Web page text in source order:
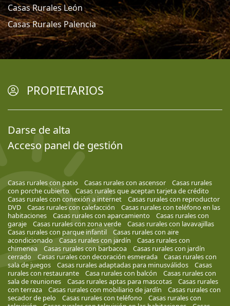
Casas Rurales León
Casas Rurales Palencia
PROPIETARIOS
Darse de alta
Acceso panel de gestión
Casas rurales con patio Casas rurales con ascensor
Casas rurales
con porche cubierto
Casas rurales que aceptan tarjeta de crédito
Casas rurales con conexión a internet
Casas rurales con reproductor
DVD
Casas rurales con calefacción
Casas rurales con teléfono en las
habitaciones
Casas rurales con aparcamiento
Casas rurales con
garaje
Casas rurales con zona verde
Casas rurales con lavavajillas
Casas rurales con parque infantil
Casas rurales con aire
acondicionado
Casas rurales con jardín
Casas rurales con
chimenea
Casas rurales con barbacoa
Casas rurales con jardín
cerrado
Casas rurales con decoración esmerada
Casas rurales con
sala de juegos
Casas rurales adaptadas para minusválidos
Casas
rurales con restaurante
Casa rurales con balcón
Casas rurales con
sala de reuniones
Casas rurales aptas para mascotas
Casas rurales
con terraza
Casas rurales con mobiliario de jardín
Casas rurales con
secador de pelo
Casas rurales con teléfono
Casas rurales con